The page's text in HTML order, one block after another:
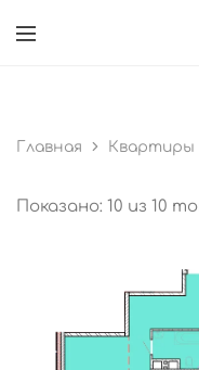
ПОДДЕРЖКА: 8 (800) 555-
Главная Квартиры
Показано: 10 из 10